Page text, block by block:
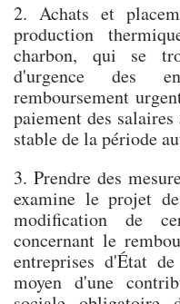
2. Achats et
production
charbon, qui se
d'urgence des
remboursement
paiement des
stable de la période
3. Prendre des
examine le projet
modification de
concernant le
entreprises d'État
moyen d'une